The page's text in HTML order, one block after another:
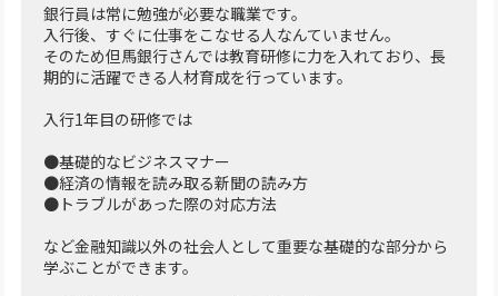
銀行員は常に勉強が必要な職業です。
入行後、すぐに仕事をこなせる人なんていません。
そのため但馬銀行さんでは教育研修に力を入れており、長
期的に活躍できる人材育成を行っています。
入行1年目の研修では
●基礎的なビジネスマナー
●経済の情報を読み取る新聞の読み方
●トラブルがあった際の対応方法
など金融知識以外の社会人として重要な基礎的な部分から
学ぶことができます。